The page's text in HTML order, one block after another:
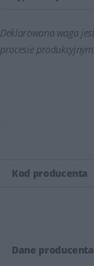
Deklarowana waga
procesie produkcyjnym.
Kod producenta
Dane producenta